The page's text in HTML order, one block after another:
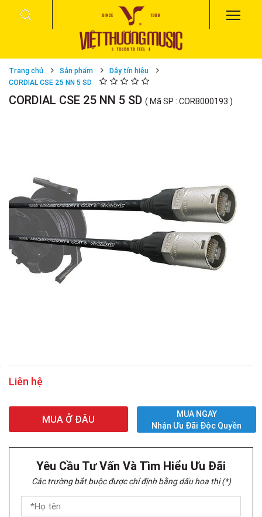
Trang chủ Sản phẩm
Dây tín hiệu
CORDIAL CSE 25 NN 5 SD
CORDIAL CSE 25 NN 5 SD ( Mã SP : CORB000193 )
Liên hệ
MUA Ở ĐÂU
MUA NGAY
Nhận Ưu Đãi Độc Quyền
Yêu Cầu Tư Vấn Và Tìm Hiểu Ưu Đãi
Các trường bắt buộc được chỉ định bằng dấu hoa thị (*)